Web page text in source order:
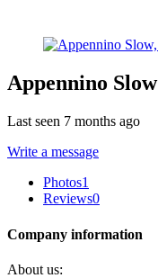
Appennino Slow
Last seen 7 months ago
Write a message
Photos1
Reviews0
Company information
About us: